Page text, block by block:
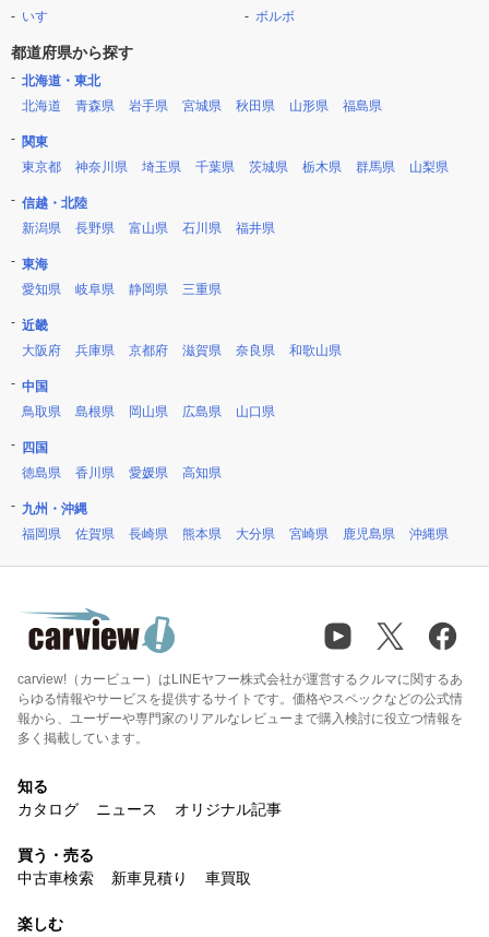
いすゞ
ボルボ
都道府県から探す
北海道・東北
北海道
青森県 岩手県 宮城県 秋田県 山形県 福島県
関東
東京都
神奈川県 埼玉県 千葉県 茨城県 栃木県 群馬県 山梨県
信越・北陸
新潟県
長野県 富山県 石川県 福井県
東海
愛知県
岐阜県 静岡県 三重県
近畿
大阪府
兵庫県 京都府 滋賀県 奈良県 和歌山県
中国
鳥取県
島根県 岡山県 広島県 山口県
四国
徳島県
香川県 愛媛県 高知県
九州・沖縄
福岡県
佐賀県 長崎県 熊本県 大分県 宮崎県 鹿児島県 沖縄県
carview!（カービュー）はLINEヤフー株式会社が運営するクルマに関するあ
らゆる情報やサービスを提供するサイトです。価格やスペックなどの公式情
報から、ユーザーや専門家のリアルなレビューまで購入検討に役立つ情報を
多く掲載しています。
知る
カタログ
ニュース オリジナル記事
買う・売る
中古車検索
新車見積り 車買取
楽しむ